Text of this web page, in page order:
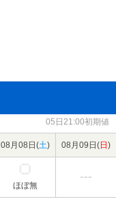
05日21:00初期値
08月08日(土) 08月09日(日 )
ほぼ無